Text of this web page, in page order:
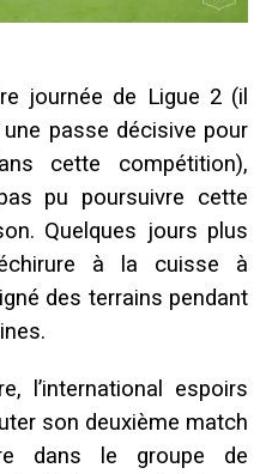
journée de Ligue 2 (il
passe décisive pour
cette compétition),
pu poursuivre cette
Quelques jours plus
à la cuisse à
des terrains pendant
l’international espoirs
son deuxième match
dans le groupe de